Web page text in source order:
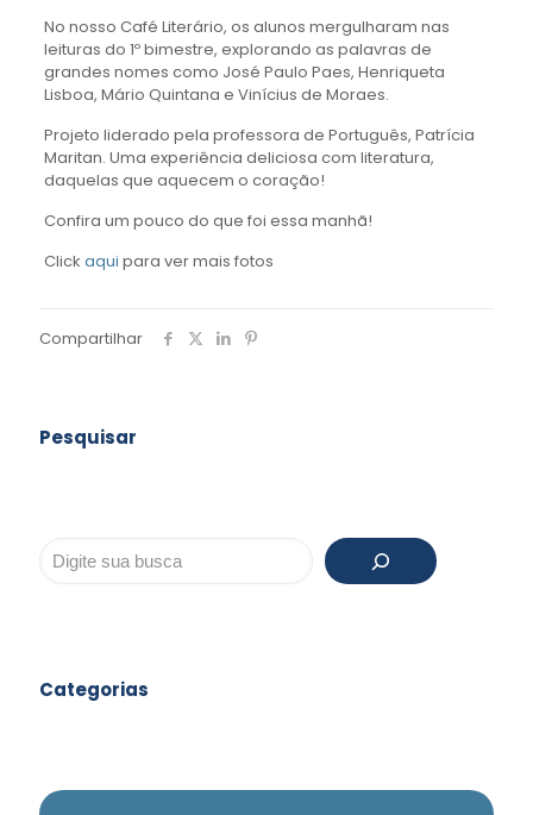
No nosso Café Literário, os alunos mergulharam nas
leituras do 1º bimestre, explorando as palavras de
grandes nomes como José Paulo Paes, Henriqueta
Lisboa, Mário Quintana e Vinícius de Moraes.
Projeto liderado pela professora de Português, Patrícia
Maritan. Uma experiência deliciosa com literatura,
daquelas que aquecem o coração!
Confira um pouco do que foi essa manhã!
Click aqui para ver mais fotos
Compartilhar
Pesquisar
Pesquisar
Categorias